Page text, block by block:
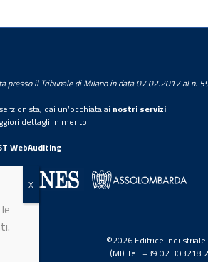
presso il Tribunale di Milano in data 07.02.2017 al n.
dai un’occhiata ai nostri servizi.
dettagli in merito.
WebAuditing
©2026 Editrice Industriale
(MI) Tel: +39 02